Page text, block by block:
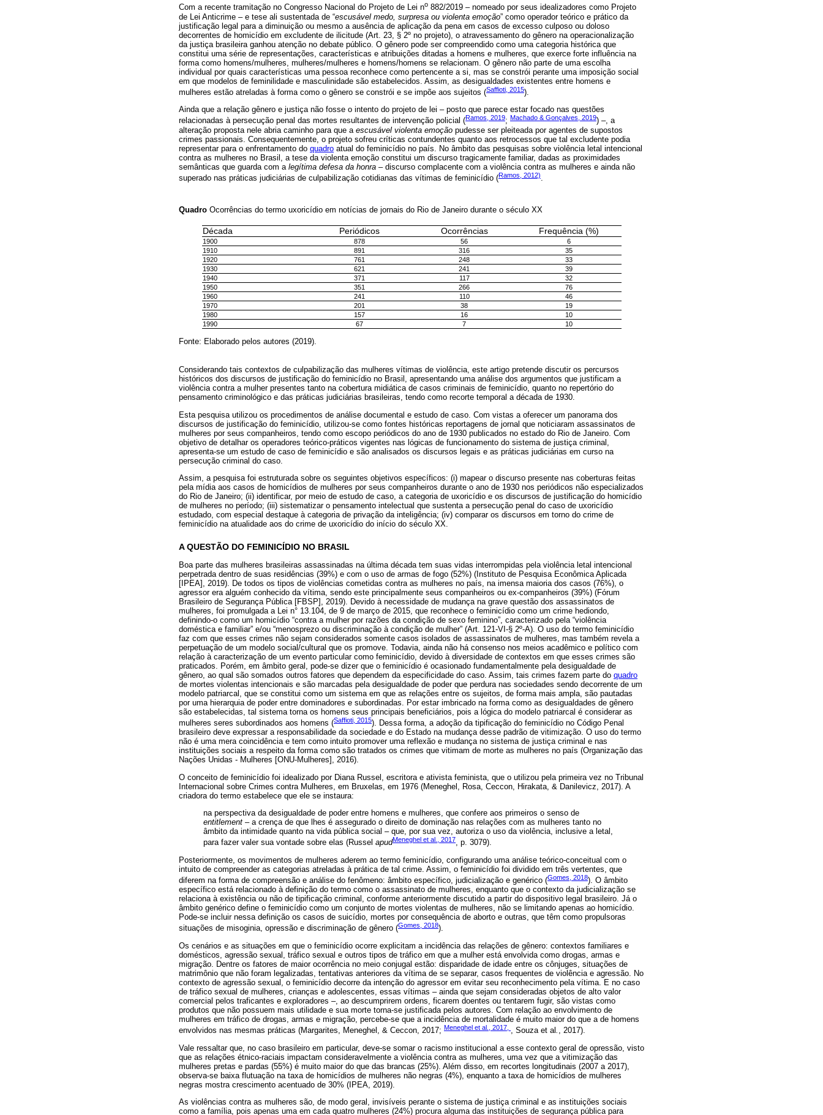
Com a recente tramitação no Congresso Nacional do Projeto de Lei no 882/2019 – nomeado por seus idealizadores como Projeto
de Lei Anticrime – e tese ali sustentada de “escusável medo, surpresa ou violenta emoção” como operador teórico e prático da
justificação legal para a diminuição ou mesmo a ausência de aplicação da pena em casos de excesso culposo ou doloso
decorrentes de homicídio em excludente de ilicitude (Art. 23, § 2º no projeto), o atravessamento do gênero na operacionalização
da justiça brasileira ganhou atenção no debate público. O gênero pode ser compreendido como uma categoria histórica que
constitui uma série de representações, características e atribuições ditadas a homens e mulheres, que exerce forte influência na
forma como homens/mulheres, mulheres/mulheres e homens/homens se relacionam. O gênero não parte de uma escolha
individual por quais características uma pessoa reconhece como pertencente a si, mas se constrói perante uma imposição social
em que modelos de feminilidade e masculinidade são estabelecidos. Assim, as desigualdades existentes entre homens e
mulheres estão atreladas à forma como o gênero se constrói e se impõe aos sujeitos (Saffioti, 2015).
Ainda que a relação gênero e justiça não fosse o intento do projeto de lei – posto que parece estar focado nas questões
relacionadas à persecução penal das mortes resultantes de intervenção policial (Ramos, 2019; Machado & Gonçalves, 2019) –, a
alteração proposta nele abria caminho para que a escusável violenta emoção pudesse ser pleiteada por agentes de supostos
crimes passionais. Consequentemente, o projeto sofreu críticas contundentes quanto aos retrocessos que tal excludente podia
representar para o enfrentamento do quadro atual do feminicídio no país. No âmbito das pesquisas sobre violência letal intencional
contra as mulheres no Brasil, a tese da violenta emoção constitui um discurso tragicamente familiar, dadas as proximidades
semânticas que guarda com a legítima defesa da honra – discurso complacente com a violência contra as mulheres e ainda não
superado nas práticas judiciárias de culpabilização cotidianas das vítimas de feminicídio (Ramos, 2012).
Quadro Ocorrências do termo uxoricídio em notícias de jornais do Rio de Janeiro durante o século XX
Década Periódicos Ocorrências Frequência (%)
1900 878 56
6
1910
891 316
35
1920
761 248
33
1930
621 241
39
1940
371 117
32
1950
351 266
76
1960
241 110
46
1970
201 38
19
1980
157 16
10
1990
67 7 10
Fonte: Elaborado pelos autores (2019).
Considerando tais contextos de culpabilização das mulheres vítimas de violência, este artigo pretende discutir os percursos
históricos dos discursos de justificação do feminicídio no Brasil, apresentando uma análise dos argumentos que justificam a
violência contra a mulher presentes tanto na cobertura midiática de casos criminais de feminicídio, quanto no repertório do
pensamento criminológico e das práticas judiciárias brasileiras, tendo como recorte temporal a década de 1930.
Esta pesquisa utilizou os procedimentos de análise documental e estudo de caso. Com vistas a oferecer um panorama dos
discursos de justificação do feminicídio, utilizou-se como fontes históricas reportagens de jornal que noticiaram assassinatos de
mulheres por seus companheiros, tendo como escopo periódicos do ano de 1930 publicados no estado do Rio de Janeiro. Com
objetivo de detalhar os operadores teórico-práticos vigentes nas lógicas de funcionamento do sistema de justiça criminal,
apresenta-se um estudo de caso de feminicídio e são analisados os discursos legais e as práticas judiciárias em curso na
persecução criminal do caso.
Assim, a pesquisa foi estruturada sobre os seguintes objetivos específicos: (i) mapear o discurso presente nas coberturas feitas
pela mídia aos casos de homicídios de mulheres por seus companheiros durante o ano de 1930 nos periódicos não especializados
do Rio de Janeiro; (ii) identificar, por meio de estudo de caso, a categoria de uxoricídio e os discursos de justificação do homicídio
de mulheres no período; (iii) sistematizar o pensamento intelectual que sustenta a persecução penal do caso de uxoricídio
estudado, com especial destaque à categoria de privação da inteligência; (iv) comparar os discursos em torno do crime de
feminicídio na atualidade aos do crime de uxoricídio do início do século XX.
A QUESTÃO DO FEMINICÍDIO NO BRASIL
Boa parte das mulheres brasileiras assassinadas na última década tem suas vidas interrompidas pela violência letal intencional
perpetrada dentro de suas residências (39%) e com o uso de armas de fogo (52%) (Instituto de Pesquisa Econômica Aplicada
[IPEA], 2019). De todos os tipos de violências cometidas contra as mulheres no país, na imensa maioria dos casos (76%), o
agressor era alguém conhecido da vítima, sendo este principalmente seus companheiros ou ex-companheiros (39%) (Fórum
Brasileiro de Segurança Pública [FBSP], 2019). Devido à necessidade de mudança na grave questão dos assassinatos de
mulheres, foi promulgada a Lei n° 13.104, de 9 de março de 2015, que reconhece o feminicídio como um crime hediondo,
definindo-o como um homicídio “contra a mulher por razões da condição de sexo feminino”, caracterizado pela “violência
doméstica e familiar” e/ou “menosprezo ou discriminação à condição de mulher” (Art. 121-VI-§ 2º-A). O uso do termo feminicídio
faz com que esses crimes não sejam considerados somente casos isolados de assassinatos de mulheres, mas também revela a
perpetuação de um modelo social/cultural que os promove. Todavia, ainda não há consenso nos meios acadêmico e político com
relação à caracterização de um evento particular como feminicídio, devido à diversidade de contextos em que esses crimes são
praticados. Porém, em âmbito geral, pode-se dizer que o feminicídio é ocasionado fundamentalmente pela desigualdade de
gênero, ao qual são somados outros fatores que dependem da especificidade do caso. Assim, tais crimes fazem parte do quadro
de mortes violentas intencionais e são marcadas pela desigualdade de poder que perdura nas sociedades sendo decorrente de um
modelo patriarcal, que se constitui como um sistema em que as relações entre os sujeitos, de forma mais ampla, são pautadas
por uma hierarquia de poder entre dominadores e subordinadas. Por estar imbricado na forma como as desigualdades de gênero
são estabelecidas, tal sistema torna os homens seus principais beneficiários, pois a lógica do modelo patriarcal é considerar as
mulheres seres subordinados aos homens (Saffioti, 2015). Dessa forma, a adoção da tipificação do feminicídio no Código Penal
brasileiro deve expressar a responsabilidade da sociedade e do Estado na mudança desse padrão de vitimização. O uso do termo
não é uma mera coincidência e tem como intuito promover uma reflexão e mudança no sistema de justiça criminal e nas
instituições sociais a respeito da forma como são tratados os crimes que vitimam de morte as mulheres no país (Organização das
Nações Unidas - Mulheres [ONU-Mulheres], 2016).
O conceito de feminicídio foi idealizado por Diana Russel, escritora e ativista feminista, que o utilizou pela primeira vez no Tribunal
Internacional sobre Crimes contra Mulheres, em Bruxelas, em 1976 (Meneghel, Rosa, Ceccon, Hirakata, & Danilevicz, 2017). A
criadora do termo estabelece que ele se instaura:
na perspectiva da desigualdade de poder entre homens e mulheres, que confere aos primeiros o senso de
entitlement – a crença de que lhes é assegurado o direito de dominação nas relações com as mulheres tanto no
âmbito da intimidade quanto na vida pública social – que, por sua vez, autoriza o uso da violência, inclusive a letal,
para fazer valer sua vontade sobre elas (Russel apudMeneghel et al., 2017, p. 3079).
Posteriormente, os movimentos de mulheres aderem ao termo feminicídio, configurando uma análise teórico-conceitual com o
intuito de compreender as categorias atreladas à prática de tal crime. Assim, o feminicídio foi dividido em três vertentes, que
diferem na forma de compreensão e análise do fenômeno: âmbito específico, judicialização e genérico (Gomes, 2018). O âmbito
específico está relacionado à definição do termo como o assassinato de mulheres, enquanto que o contexto da judicialização se
relaciona à existência ou não de tipificação criminal, conforme anteriormente discutido a partir do dispositivo legal brasileiro. Já o
âmbito genérico define o feminicídio como um conjunto de mortes violentas de mulheres, não se limitando apenas ao homicídio.
Pode-se incluir nessa definição os casos de suicídio, mortes por consequência de aborto e outras, que têm como propulsoras
situações de misoginia, opressão e discriminação de gênero (Gomes, 2018).
Os cenários e as situações em que o feminicídio ocorre explicitam a incidência das relações de gênero: contextos familiares e
domésticos, agressão sexual, tráfico sexual e outros tipos de tráfico em que a mulher está envolvida como drogas, armas e
migração. Dentre os fatores de maior ocorrência no meio conjugal estão: disparidade de idade entre os cônjuges, situações de
matrimônio que não foram legalizadas, tentativas anteriores da vítima de se separar, casos frequentes de violência e agressão. No
contexto de agressão sexual, o feminicídio decorre da intenção do agressor em evitar seu reconhecimento pela vítima. E no caso
de tráfico sexual de mulheres, crianças e adolescentes, essas vítimas – ainda que sejam consideradas objetos de alto valor
comercial pelos traficantes e exploradores –, ao descumprirem ordens, ficarem doentes ou tentarem fugir, são vistas como
produtos que não possuem mais utilidade e sua morte torna-se justificada pelos autores. Com relação ao envolvimento de
mulheres em tráfico de drogas, armas e migração, percebe-se que a incidência de mortalidade é muito maior do que a de homens
envolvidos nas mesmas práticas (Margarites, Meneghel, & Ceccon, 2017; Meneghel et al., 2017, , Souza et al. , 2017).
Vale ressaltar que, no caso brasileiro em particular, deve-se somar o racismo institucional a esse contexto geral de opressão, visto
que as relações étnico-raciais impactam consideravelmente a violência contra as mulheres, uma vez que a vitimização das
mulheres pretas e pardas (55%) é muito maior do que das brancas (25%). Além disso, em recortes longitudinais (2007 a 2017),
observa-se baixa flutuação na taxa de homicídios de mulheres não negras (4%), enquanto a taxa de homicídios de mulheres
negras mostra crescimento acentuado de 30% (IPEA, 2019).
As violências contra as mulheres são, de modo geral, invisíveis perante o sistema de justiça criminal e as instituições sociais
como a família, pois apenas uma em cada quatro mulheres (24%) procura alguma das instituições de segurança pública para